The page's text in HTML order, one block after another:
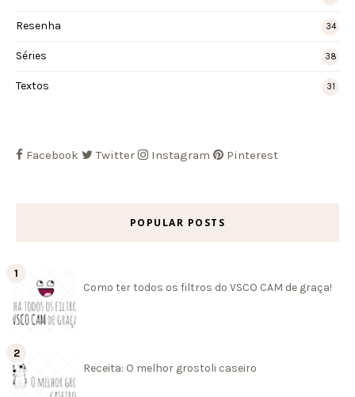
Resenha 34
Séries 38
Textos 31
Facebook Twitter Instagram Pinterest
POPULAR POSTS
Como ter todos os filtros do VSCO CAM de graça!
Receita: O melhor grostoli caseiro